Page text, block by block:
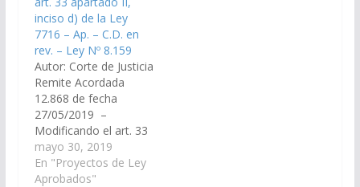
actividad musical…
inciso d) de la Ley
7716 – Ap. – C.D. en
rev. – Ley Nº 8.159
Autor: Corte de Justicia
Remite Acordada
12.868 de fecha
27/05/2019 –
Modificando el art. 33
apartado II, inciso d)
de la Ley 7716. (Expte.
Nº 90-27.843/19, a la
mayo 30, 2019
En "Proyectos de Ley
Aprobados"